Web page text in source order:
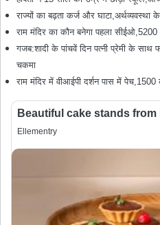
राज्यों का बढ़ता कर्ज और घाटा,अर्थव्यवस्था
राम मंदिर का कौन बनेगा पहला सीईओ,5200
गजब:शादी के पांचवें दिन पत्नी प्रेमी के साथ
चकमा
राम मंदिर में वीआईपी दर्शन पास में पेच,1500
Beautiful cake stands from
Ellementry